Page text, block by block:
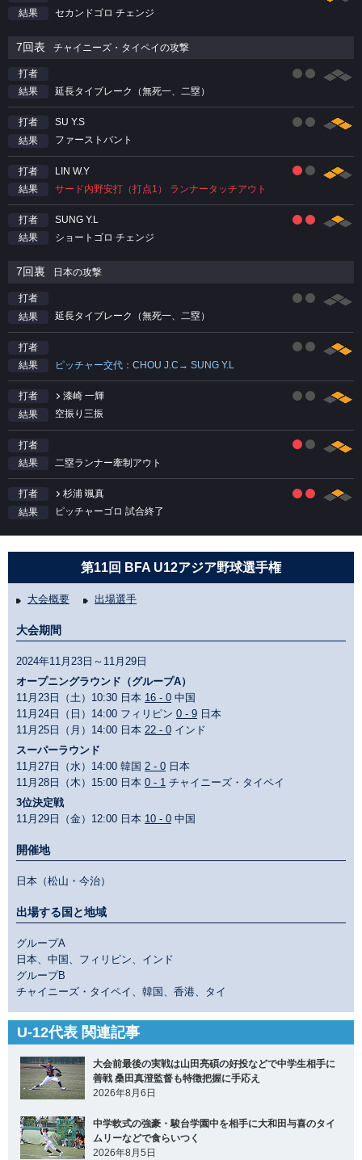
結果
セカンドゴロ チェンジ
7回表 チャイニーズ・タイペイの攻撃
打者
結果
延長タイブレーク（無死一、二塁）
打者
SU Y.S
結果
ファーストバント
打者
LIN W.Y
結果
サード内野安打（打点1） ランナータッチアウト
打者
SUNG Y.L
結果
ショートゴロ チェンジ
7回裏 日本の攻撃
打者
結果
延長タイブレーク（無死一、二塁）
打者
結果
ピッチャー交代：CHOU J.C→ SUNG Y.L
打者
漆崎 一輝
結果
空振り三振
打者
結果
二塁ランナー牽制アウト
打者
杉浦 颯真
結果
ピッチャーゴロ 試合終了
第11回 BFA U12アジア野球選手権
大会概要 出場選手
大会期間
2024年11月23日～11月29日
オープニングラウンド（グループA）
11月23日（土）10:30 日本 16 - 0 中国
11月24日（日）14:00 フィリピン 0 - 9 日本
11月25日（月）14:00 日本 22 - 0 インド
スーパーラウンド
11月27日（水）14:00 韓国 2 - 0 日本
11月28日（木）15:00 日本 0 - 1 チャイニーズ・タイペイ
3位決定戦
11月29日（金）12:00 日本 10 - 0 中国
開催地
日本（松山・今治）
出場する国と地域
グループA
日本、中国、フィリピン、インド
グループB
チャイニーズ・タイペイ、韓国、香港、タイ
U-12代表 関連記事
大会前最後の実戦は山田亮碩の好投などで中学生相手に
善戦 桑田真澄監督も特徴把握に手応え
2026年8月6日
中学軟式の強豪・駿台学園中を相手に大和田与喜のタイ
ムリーなどで食らいつく
2026年8月5日